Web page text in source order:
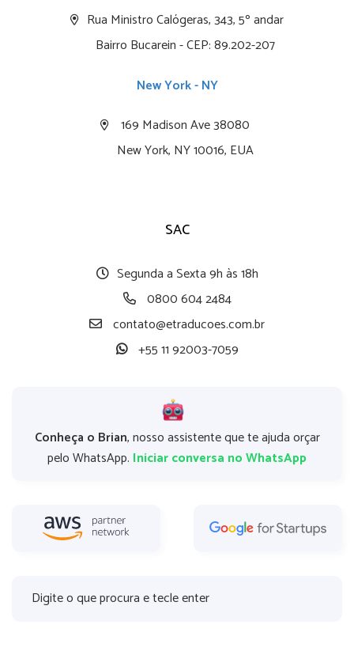
Rua Ministro Calógeras, 343, 5º andar
Bairro Bucarein - CEP: 89.202-207
New York - NY
169 Madison Ave 38080
New York, NY 10016, EUA
SAC
Segunda a Sexta 9h às 18h
0800 604 2484
contato@etraducoes.com.br
+55 11 92003-7059
Conheça o Brian, nosso assistente que te ajuda orçar
pelo WhatsApp. Iniciar conversa no WhatsApp